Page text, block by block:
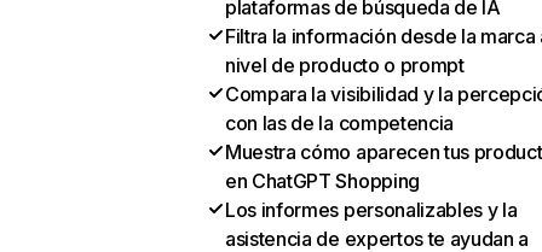
plataformas de búsqueda de IA
Filtra la información desde la marca
nivel de producto o prompt
Compara la visibilidad y la
con las de la competencia
Muestra cómo aparecen tus
en ChatGPT Shopping
Los informes personalizables y la
asistencia de expertos te ayudan a